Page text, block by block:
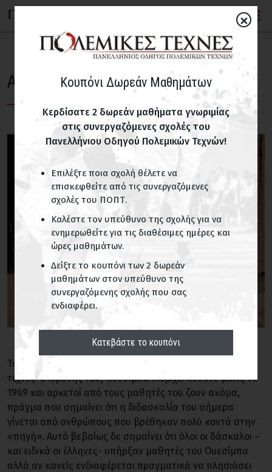
Αϊκίντο
Το αϊκίντο είναι μια από τις πιο νέες ιαπωνικές πολεμικές
τέχνες· ο ιδρυτής του, Ουεσίμπα Μοριχέι πέθανε μόλις το
1969 και αρκετοί από τους μαθητές του ζουν ακόμα,
πράγμα που σημαίνει ότι η διδασκαλία του σήμερα
γίνεται από ανθρώπους που βρέθηκαν πολύ κοντά στην
«πηγή». Αυτό βεβαίως δε σημαίνει ότι όλοι οι δάσκαλοι –
και ειδικά οι έλληνες- υπήρξαν μαθητές του Ουεσίμπα
αλλά αν κανείς ενδιαφέρεται πραγματικά να πλησιάσει
×
Κουπόνι Δωρεάν Μαθημάτων
Κερδίσατε 2 δωρεάν μαθήματα γνωριμίας
στις συνεργαζόμενες σχολές του
Πανελλήνιου Οδηγού Πολεμικών Τεχνών!
Επιλέξτε ποια σχολή θέλετε να
επισκεφθείτε από τις συνεργαζόμενες
σχολές του ΠΟΠΤ.
Καλέστε τον υπεύθυνο της σχολής για να
ενημερωθείτε για τις διαθέσιμες ημέρες και
ώρες μαθημάτων.
Δείξτε το κουπόνι των 2 δωρεάν
μαθημάτων στον υπεύθυνο της
συνεργαζόμενης σχολής που σας
ενδιαφέρει.
Κατεβάστε το κουπόνι